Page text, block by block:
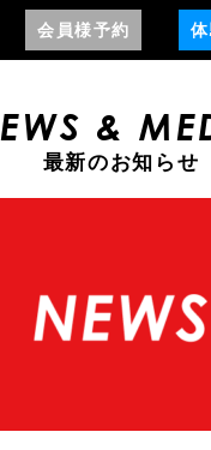
会員様予約
&
最新のお知らせ